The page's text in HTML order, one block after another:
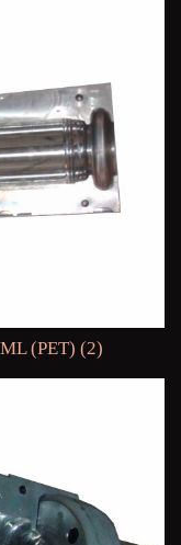
(PET) (2)